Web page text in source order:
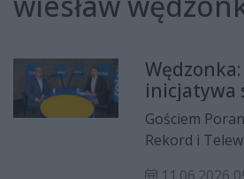
inicjatywa
inicjatywa
to, by
Gościem
Rekord i